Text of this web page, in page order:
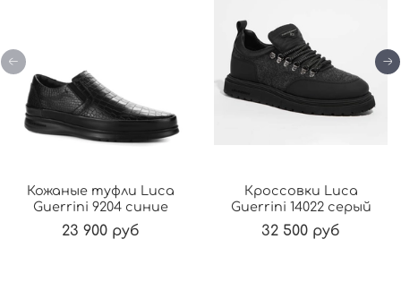
Кожаные туфли Luca
Guerrini 9204 синие
23 900 руб
Кроссовки Luca
Guerrini 14022 серый
32 500 руб